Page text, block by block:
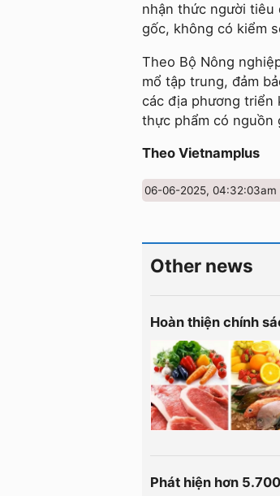
nhận thức người tiêu
gốc, không có kiểm
Theo Bộ Nông
mổ tập trung, đảm
các địa phương triển
thực phẩm có nguồn
Theo Vietnamplus
06-06-2025, 04:32:03am
Other news
Hoàn thiện chính
Phát hiện hơn